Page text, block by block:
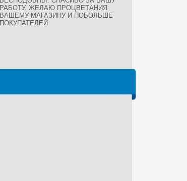
РАБОТУ. ЖЕЛАЮ ПРОЦВЕТАНИЯ
ВАШЕМУ МАГАЗИНУ И ПОБОЛЬШЕ
ПОКУПАТЕЛЕЙ